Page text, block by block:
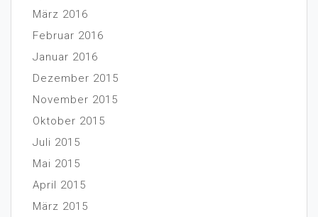
März 2016
Februar 2016
Januar 2016
Dezember 2015
November 2015
Oktober 2015
Juli 2015
Mai 2015
April 2015
März 2015